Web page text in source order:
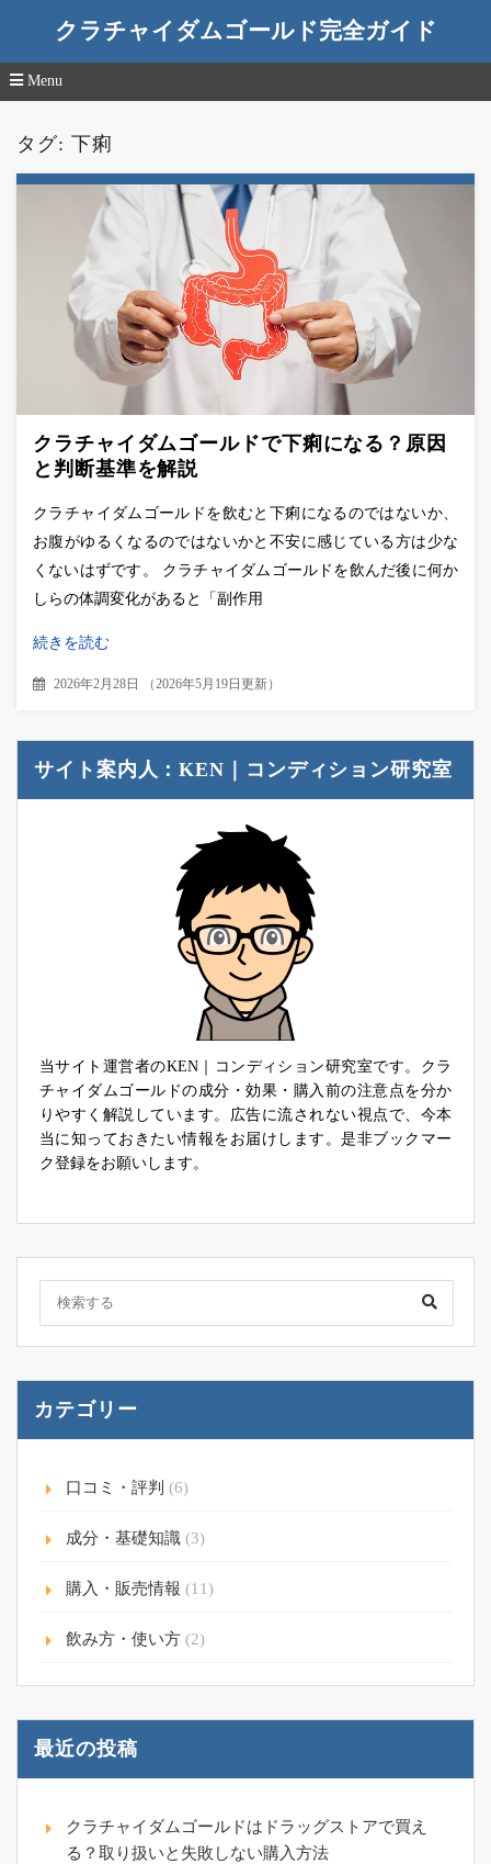
クラチャイダムゴールド完全ガイド
Menu
タグ: 下痢
クラチャイダムゴールドで下痢になる？原因
と判断基準を解説
クラチャイダムゴールドを飲むと下痢になるのではないか、
お腹がゆるくなるのではないかと不安に感じている方は少な
くないはずです。 クラチャイダムゴールドを飲んだ後に何か
しらの体調変化があると「副作用
続きを読む
2026年2月28日 （2026年5月19日更新）
サイト案内人：KEN｜コンディション研究室
当サイト運営者のKEN｜コンディション研究室です。クラ
チャイダムゴールドの成分・効果・購入前の注意点を分か
りやすく解説しています。広告に流されない視点で、今本
当に知っておきたい情報をお届けします。是非ブックマー
ク登録をお願いします。
カテゴリー
口コミ・評判 (6)
成分・基礎知識 (3)
購入・販売情報 (11)
飲み方・使い方 (2)
最近の投稿
クラチャイダムゴールドはドラッグストアで買え
る？取り扱いと失敗しない購入方法